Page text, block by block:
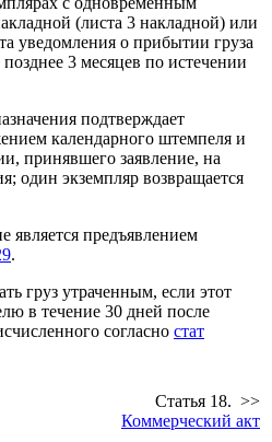
(листа 3 накладной) или
уведомления о прибытии груза
3 месяцев по истечении
подтверждает
календарного штемпеля и
принявшего заявление, на
один экземпляр возвращается
является предъявлением
.
груз утраченным, если этот
в течение 30 дней после
согласно стат
Статья 18. >>
Коммерческий акт